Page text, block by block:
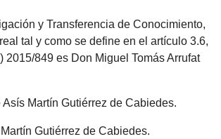
y Transferencia de Conocimiento,
tal y como se define en el artículo 3.6,
2015/849 es Don Miguel Tomás Arrufat
Martín Gutiérrez de Cabiedes.
Gutiérrez de Cabiedes.